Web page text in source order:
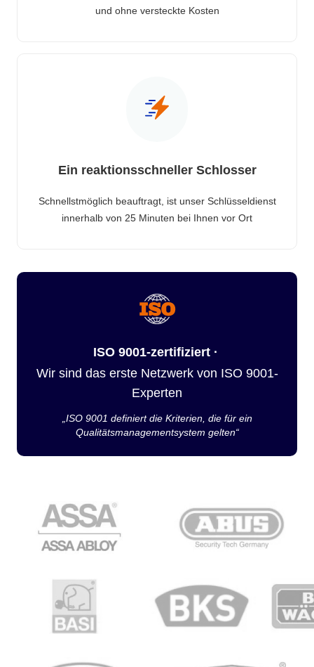
und ohne versteckte Kosten
Ein reaktionsschneller Schlosser
Schnellstmöglich beauftragt, ist unser Schlüsseldienst
innerhalb von 25 Minuten bei Ihnen vor Ort
ISO 9001-zertifiziert ·
Wir sind das erste Netzwerk von ISO 9001-
Experten
„ISO 9001 definiert die Kriterien, die für ein
Qualitätsmanagementsystem gelten“